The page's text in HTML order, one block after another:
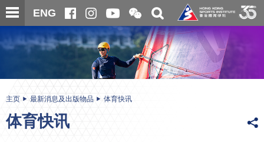
跳
至
内
ENG
开
合
微
信
二
维
码
关
搜
寻
内
主页 最新消息及出版物品 体育快讯
体育快讯